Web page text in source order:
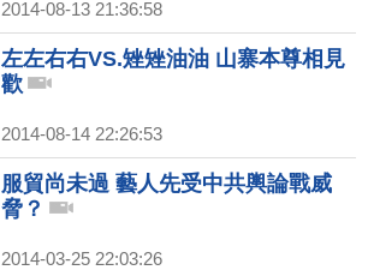
2014-08-13 21:36:58
左左右右VS.矬矬油油 山寨本尊相見
歡
2014-08-14 22:26:53
服貿尚未過 藝人先受中共輿論戰威
脅？
2014-03-25 22:03:26